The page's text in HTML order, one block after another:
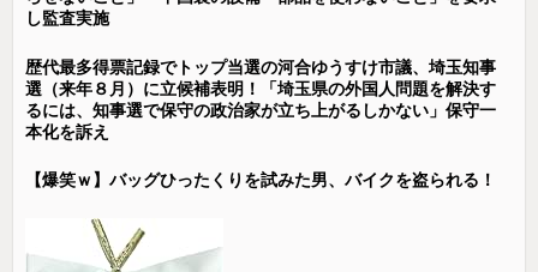
し監査実施
歴代最多得票記録でトップ当選の河合ゆうすけ市議、埼玉知事
選（来年８月）に立候補表明！「埼玉県の外国人問題を解決す
るには、知事選で保守の政治家が立ち上がるしかない」保守一
本化を訴え
【爆笑ｗ】バッグひったくりを試みた男、バイクを盗られる！